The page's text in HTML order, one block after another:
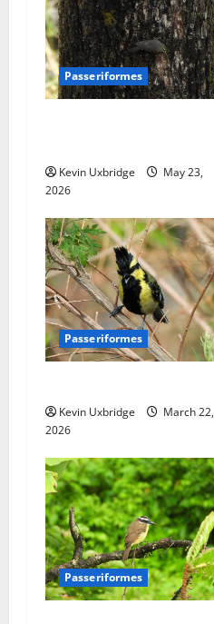
Passeriformes
Kevin Uxbridge
May 23,
2026
Passeriformes
Kevin Uxbridge
March 22,
2026
Passeriformes